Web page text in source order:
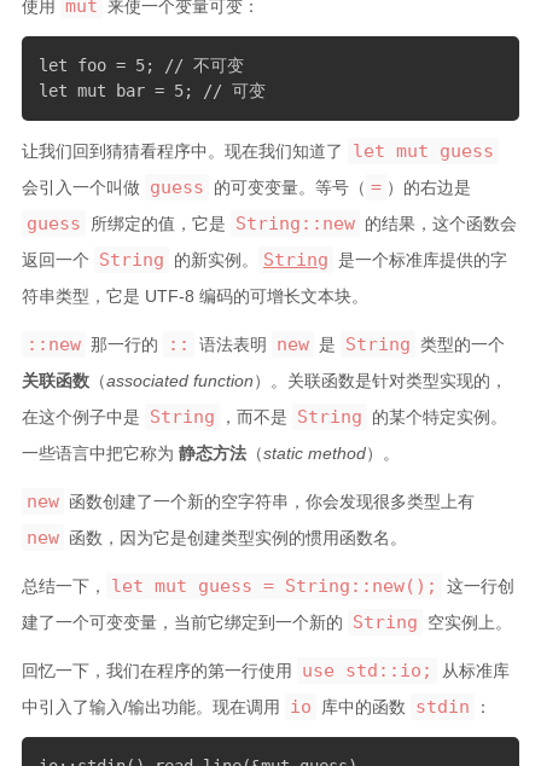
使用 mut 来使一个变量可变：
let foo = 5; // 不可变
let mut bar = 5; // 可变
让我们回到猜猜看程序中。现在我们知道了 let mut guess
会引入一个叫做 guess 的可变变量。等号（ = ）的右边是
guess 所绑定的值，它是 String::new 的结果，这个函数会
返回一个
String 的新实例。 String 是一个标准库提供的字
符串类型，它是 UTF-8 编码的可增长文本块。
::new 那一行的 :: 语法表明 new 是 String 类型的一个
关联函数（associated function）。关联函数是针对类型实现的，
在这个例子中是
String ，而不是 String
的某个特定实例。
一些语言中把它称为 静态方法（static method）。
new 函数创建了一个新的空字符串，你会发现很多类型上有
new 函数，因为它是创建类型实例的惯用函数名。
总结一下， let mut guess = String::new();
这一行创
建了一个可变变量，当前它绑定到一个新的
String 空实例上。
回忆一下，我们在程序的第一行使用 use std::io;
从标准库
中引入了输入/输出功能。现在调用
io 库中的函数 stdin ：